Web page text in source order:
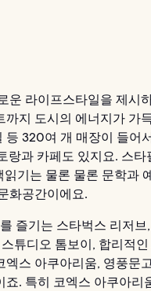
운 라이프스타일을 제시
지 도시의 에너지가 가
등 320여 개 매장이 들어
랑과 카페도 있지요. 스타
읽기는 물론 물론 문학과
화공간이에요.
즐기는 스타벅스 리저브
튜디오 톰보이, 합리적인
스 아쿠아리움, 영풍문
. 특히 코엑스 아쿠아리